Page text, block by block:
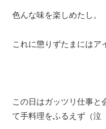
色んな味を楽しめたし。
これに懲りずたまにはア
この日はガッツリ仕事と
て手料理をふるえず（泣